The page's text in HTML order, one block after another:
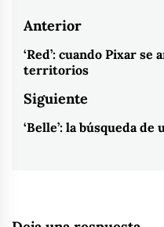
Navegación
de
entradas
Anterior
Entrada
anterior:
‘Red’: cuando Pixar
territorios
Siguiente
Entrada
‘Belle’: la búsqueda de